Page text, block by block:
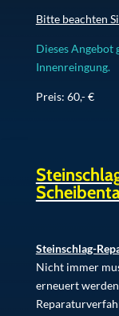
Bitte beachten
Dieses Angebot
Innenreingung.
Preis: 60,- €
Steinschlag-
Nicht immer
erneuert